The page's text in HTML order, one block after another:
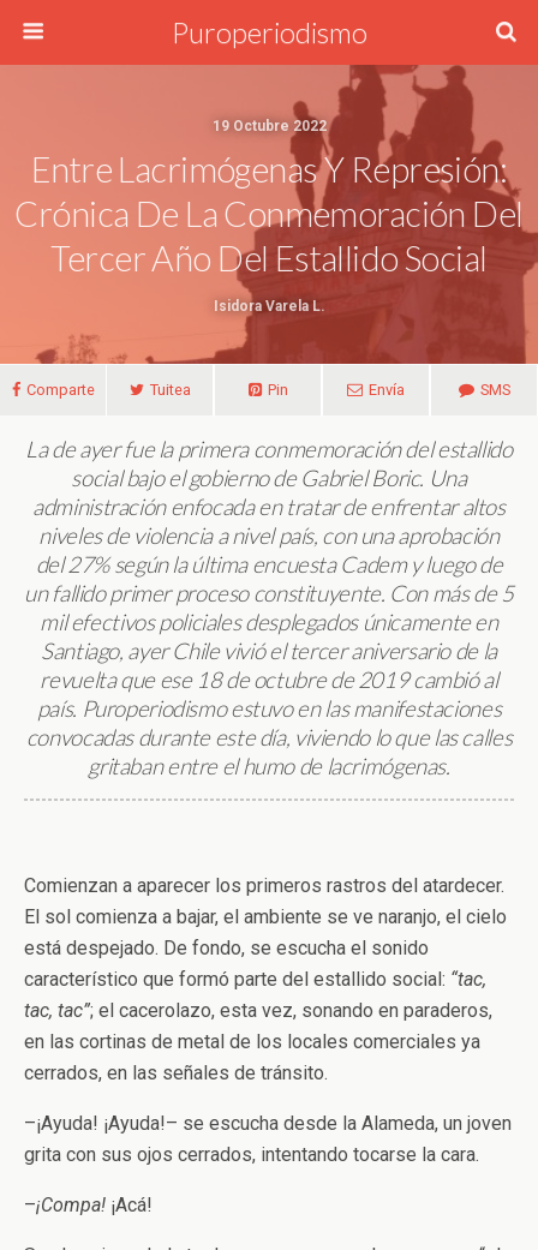
Puroperiodismo
19 Octubre 2022
Entre Lacrimógenas Y Represión:
Crónica De La Conmemoración Del
Tercer Año Del Estallido Social
Isidora Varela L.
Comparte Tuitea Pin Envía SMS
La de ayer fue la primera conmemoración del estallido
social bajo el gobierno de Gabriel Boric. Una
administración enfocada en tratar de enfrentar altos
niveles de violencia a nivel país, con una aprobación
del 27% según la última encuesta Cadem y luego de
un fallido primer proceso constituyente. Con más de 5
mil efectivos policiales desplegados únicamente en
Santiago, ayer Chile vivió el tercer aniversario de la
revuelta que ese 18 de octubre de 2019 cambió al
país. Puroperiodismo estuvo en las manifestaciones
convocadas durante este día, viviendo lo que las calles
gritaban entre el humo de lacrimógenas.
Comienzan a aparecer los primeros rastros del atardecer.
El sol comienza a bajar, el ambiente se ve naranjo, el cielo
está despejado. De fondo, se escucha el sonido
característico que formó parte del estallido social: “tac,
tac, tac”; el cacerolazo, esta vez, sonando en paraderos,
en las cortinas de metal de los locales comerciales ya
cerrados, en las señales de tránsito.
–¡Ayuda! ¡Ayuda!– se escucha desde la Alameda, un joven
grita con sus ojos cerrados, intentando tocarse la cara.
–¡Compa! ¡Acá!